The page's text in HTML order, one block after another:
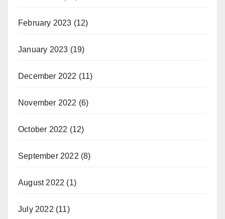
February 2023 (12)
January 2023 (19)
December 2022 (11)
November 2022 (6)
October 2022 (12)
September 2022 (8)
August 2022 (1)
July 2022 (11)